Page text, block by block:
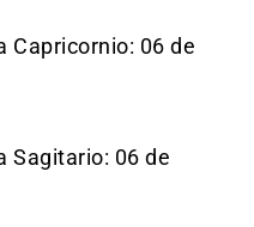
Capricornio: 06 de
Sagitario: 06 de